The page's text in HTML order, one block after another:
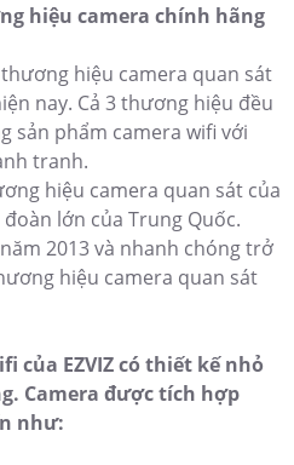
hiệu camera chính hãng
thương hiệu camera quan sát
nay. Cả 3 thương hiệu đều
sản phẩm camera wifi với
tranh.
hiệu camera quan sát của
lớn của Trung Quốc.
2013 và nhanh chóng trở
hiệu camera quan sát
của EZVIZ có thiết kế nhỏ
Camera được tích hợp
như: